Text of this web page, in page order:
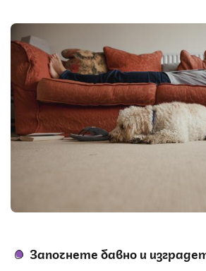
Започнете бавно и